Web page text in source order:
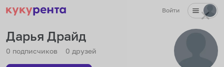
Войти
Дарья Драйд
0 подписчиков 0 друзей
✕